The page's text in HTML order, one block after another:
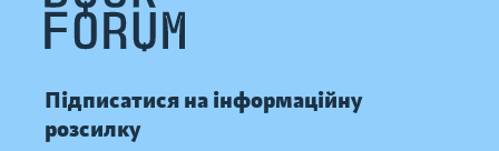
Підписатися на інформаційну
розсилку